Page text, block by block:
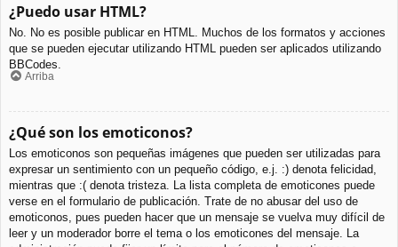
¿Puedo usar HTML?
No. No es posible publicar en HTML. Muchos de los formatos y acciones
que se pueden ejecutar utilizando HTML pueden ser aplicados utilizando
BBCodes.
Arriba
¿Qué son los emoticonos?
Los emoticonos son pequeñas imágenes que pueden ser utilizadas para
expresar un sentimiento con un pequeño código, e.j. :) denota felicidad,
mientras que :( denota tristeza. La lista completa de emoticones puede
verse en el formulario de publicación. Trate de no abusar del uso de
emoticonos, pues pueden hacer que un mensaje se vuelva muy difícil de
leer y un moderador borre el tema o los emoticones del mensaje. La